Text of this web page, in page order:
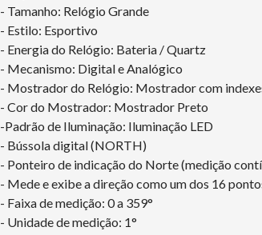
- Tamanho: Relógio Grande
- Estilo: Esportivo
- Energia do Relógio: Bateria / Quartz
- Mecanismo: Digital e Analógico
- Mostrador do Relógio: Mostrador com
- Cor do Mostrador: Mostrador Preto
-Padrão de Iluminação: Iluminação LED
- Bússola digital (NORTH)
- Ponteiro de indicação do Norte (medição
- Mede e exibe a direção como um dos 16
- Faixa de medição: 0 a 359°
- Unidade de medição: 1°